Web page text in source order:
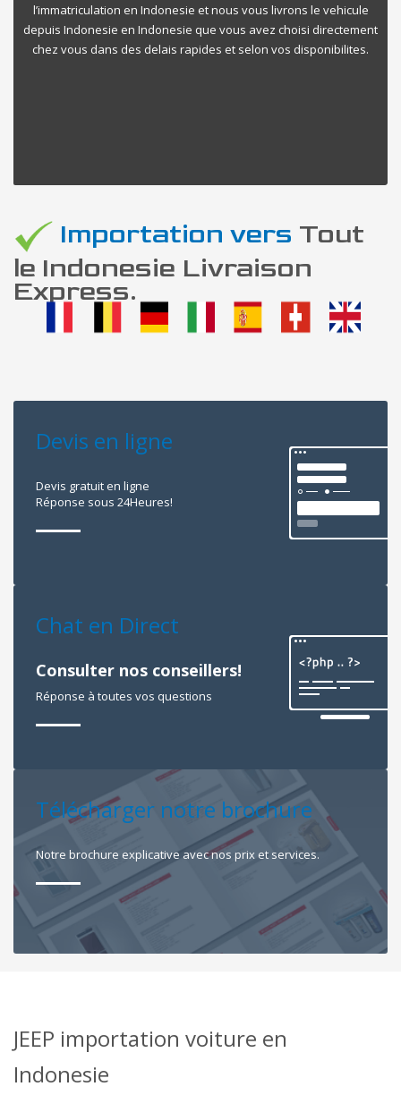
l’immatriculation en Indonesie et nous vous livrons le vehicule
depuis Indonesie en Indonesie que vous avez choisi directement
chez vous dans des delais rapides et selon vos disponibilites.
Importation vers Tout
le Indonesie Livraison
Express.
Devis en ligne
Devis gratuit en ligne
Réponse sous 24Heures!
Chat en Direct
Consulter nos conseillers!
Réponse à toutes vos questions
Télécharger notre brochure
Notre brochure explicative avec nos prix et services.
JEEP importation voiture en
Indonesie